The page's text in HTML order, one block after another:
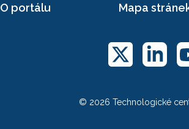
O portálu Mapa
© 2026 Technologické